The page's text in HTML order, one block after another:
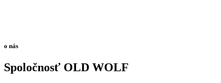
o nás
Spoločnosť OLD WOLF